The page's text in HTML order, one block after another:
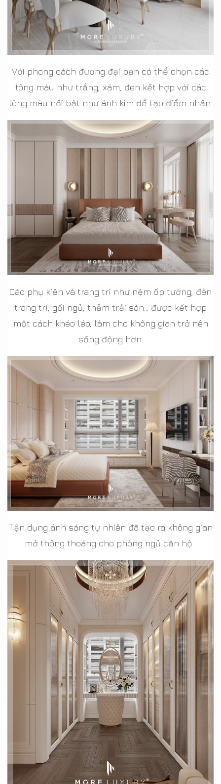
Với phong cách đương đại bạn có thể chọn các
tông màu như trắng, xám, đen kết hợp với các
tông màu nổi bật như ánh kim để tạo điểm nhấn.
Các phụ kiện và trang trí như nệm ốp tường, đèn
trang trí, gối ngủ, thảm trải sàn... được kết hợp
một cách khéo léo, làm cho không gian trở nên
sống động hơn.
Tận dụng ánh sáng tự nhiên đã tạo ra không gian
mở thông thoáng cho phòng ngủ căn hộ.